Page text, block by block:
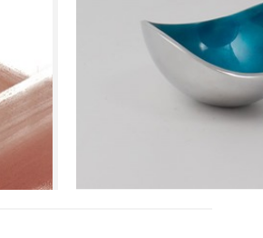
ALUMINIUM SKÅL,
LILLE
Se detajler